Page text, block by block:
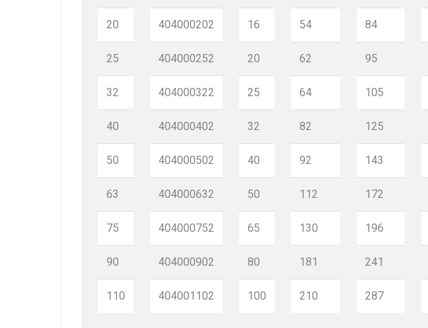
20
25
32
40
50
63
75
90
110
404000202
404000252
404000322
404000402
404000502
404000632
404000752
404000902
404001102
16
20
25
32
40
50
65
80
100
54
62
64
82
92
112
130
181
210
84
95
105
125
143
172
196
241
287